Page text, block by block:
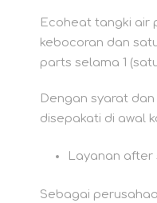
Ecoheat tangki air
kebocoran dan
parts selama 1
Dengan syarat
disepakati di awal
Layanan after
Sebagai